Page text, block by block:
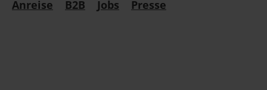
Anreise
B2B Jobs Presse